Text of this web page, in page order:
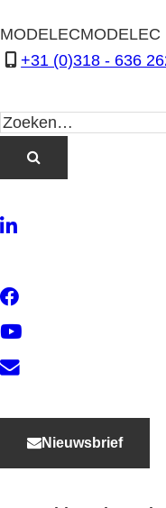
MODELECMODELEC
+31 (0)318 - 636
LinkedIn
YouTube
Contact
Nieuwsbrief